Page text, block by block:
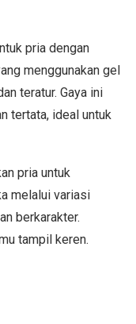
pria dengan
menggunakan gel
teratur. Gaya ini
tertata, ideal untuk
pria untuk
melalui variasi
berkarakter.
tampil keren.